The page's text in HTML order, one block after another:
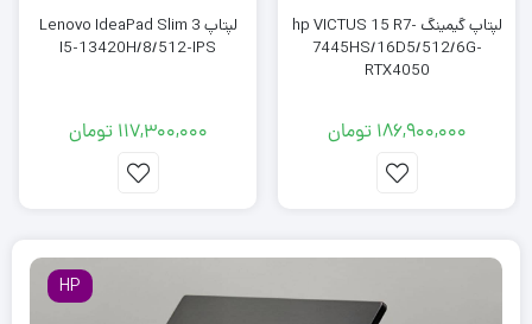
لپتاپ گیمینگ hp VICTUS 15 R7-
7445HS/16D5/512/6G-
RTX4050
186,900,000 تومان
لپتاپ Lenovo IdeaPad Slim 3
I5-13420H/8/512-IPS
117,300,000 تومان
HP